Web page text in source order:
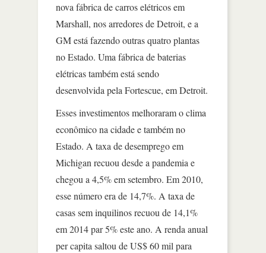
nova fábrica de carros elétricos em
Marshall, nos arredores de Detroit, e a
GM está fazendo outras quatro plantas
no Estado. Uma fábrica de baterias
elétricas também está sendo
desenvolvida pela Fortescue, em Detroit.
Esses investimentos melhoraram o clima
econômico na cidade e também no
Estado. A taxa de desemprego em
Michigan recuou desde a pandemia e
chegou a 4,5% em setembro. Em 2010,
esse número era de 14,7%. A taxa de
casas sem inquilinos recuou de 14,1%
em 2014 par 5% este ano. A renda anual
per capita saltou de US$ 60 mil para